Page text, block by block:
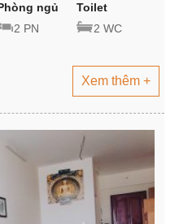
ngủ
Toilet
2 PN 2 WC
Xem thêm +